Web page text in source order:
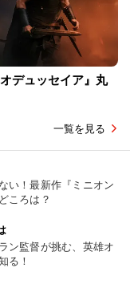
デュッセイア』丸
一覧を見る
い！最新作『ミニオン
ころは？
ン監督が挑む、英雄オ
る！